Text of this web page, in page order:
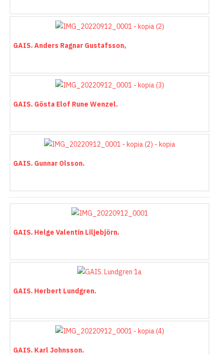
GAIS. Anders Ragnar Gustafsson,
GAIS. Gösta Elof Rune Wenzel.
GAIS. Gunnar Olsson.
GAIS. Helge Valentin Liljebjörn.
GAIS. Herbert Lundgren.
GAIS. Karl Johnsson.